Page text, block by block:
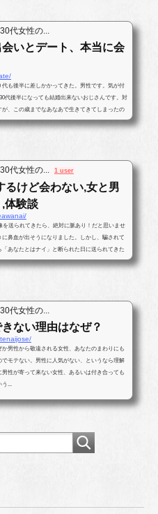
代女性の...
いとデート、本当に会
も後半に差しかかってきた。男性です。気が付
代後半になっても結婚出来ないおじさんです。対
が、この歳までなあなあで生きてきてしまったの
...
代女性の... 1 user
るけど会わない,女と男
体験談
を送られてきたら、絶対に脈あり！だと思いませ
鼻血が出そうになりました。しかし、騙されて
あなたとはナイ」と断られた日に送られてきた
で...
代女性の...
ない理由はなぜ？
男性から敬遠される女性、あなたのまわりにも
モテない。男性に人気がない、というなら理解
男性が寄って来ない女性、あるいは付き合っても
う...